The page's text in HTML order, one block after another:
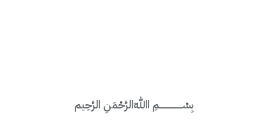
بِسْــــــــــــــــمِ اﷲِالرَّحْمَنِ الرَّحِيم